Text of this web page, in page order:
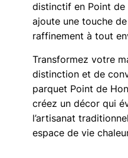
distinctif en Point de
ajoute une touche
raffinement à tout
Transformez votre
distinction et de
parquet Point de
créez un décor qui
l’artisanat
espace de vie